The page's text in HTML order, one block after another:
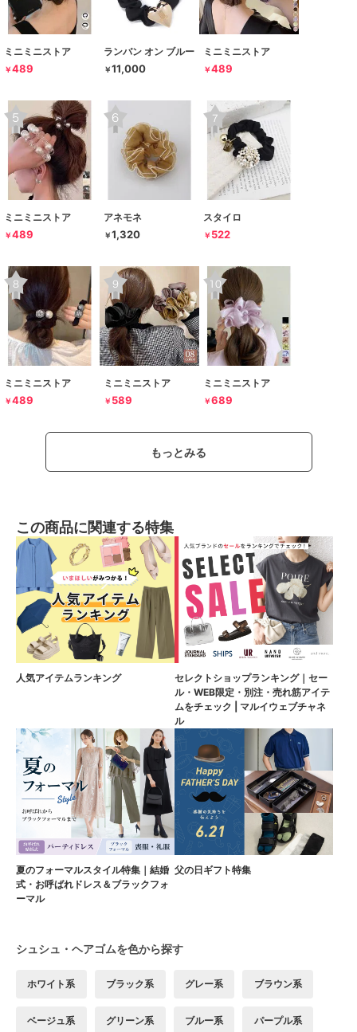
ミニミニストア
￥489
ランバン オン ブルー
￥11,000
ミニミニストア
￥489
ミニミニストア
￥489
アネモネ
￥1,320
スタイロ
￥ 522
ミニミニストア
￥489
ミニミニストア
￥ 589
ミニミニストア
￥689
もっとみる
この商品に関連する特集
人気アイテムランキング
セレクトショップランキング｜セー
ル・WEB限定・別注・売れ筋アイテ
ムをチェック | マルイウェブチャネ
ル
夏のフォーマルスタイル特集｜結婚
式・お呼ばれドレス＆ブラックフォ
ーマル
父の日ギフト特集
シュシュ・ヘアゴムを色から探す
ホワイト系 ブラック系 グレー系 ブラウン系
ベージュ系 グリーン系 ブルー系 パープル系